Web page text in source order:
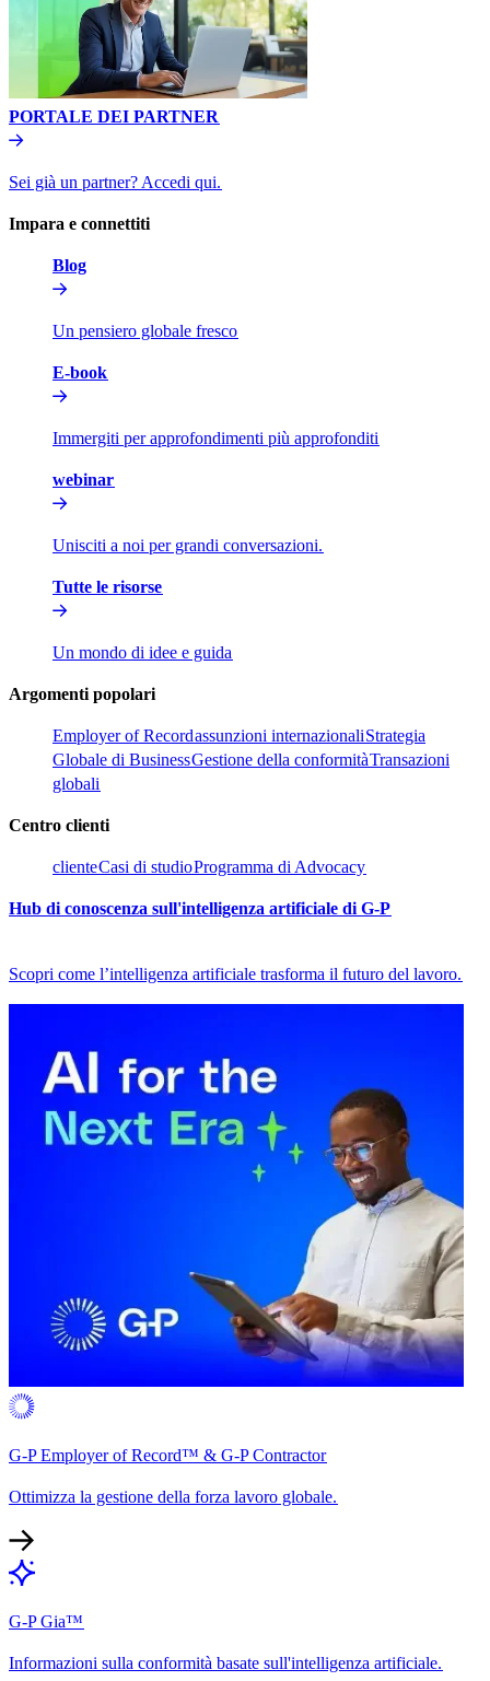
PORTALE DEI PARTNER​​
Sei già un partner? Accedi qui.​​
Impara e connettiti​​
Blog​​
Un pensiero globale fresco​​
E-book​​
Immergiti per approfondimenti più approfonditi​​
webinar​​
Unisciti a noi per grandi conversazioni.​​
Tutte le risorse​​
Un mondo di idee e guida​​
Argomenti popolari​​
Employer of Record​​assunzioni internazionali​​Strategia
Globale di Business​​Gestione della conformità​​Transazioni
globali​​
Centro clienti​​
cliente​​Casi di studio​​Programma di Advocacy​​
Hub di conoscenza sull'intelligenza artificiale di G-P​​
Scopri come l’intelligenza artificiale trasforma il futuro del lavoro.​​
G-P Employer of Record™ & G-P Contractor​​
Ottimizza la gestione della forza lavoro globale.​​
G-P Gia™​​
Informazioni sulla conformità basate sull'intelligenza artificiale.​​